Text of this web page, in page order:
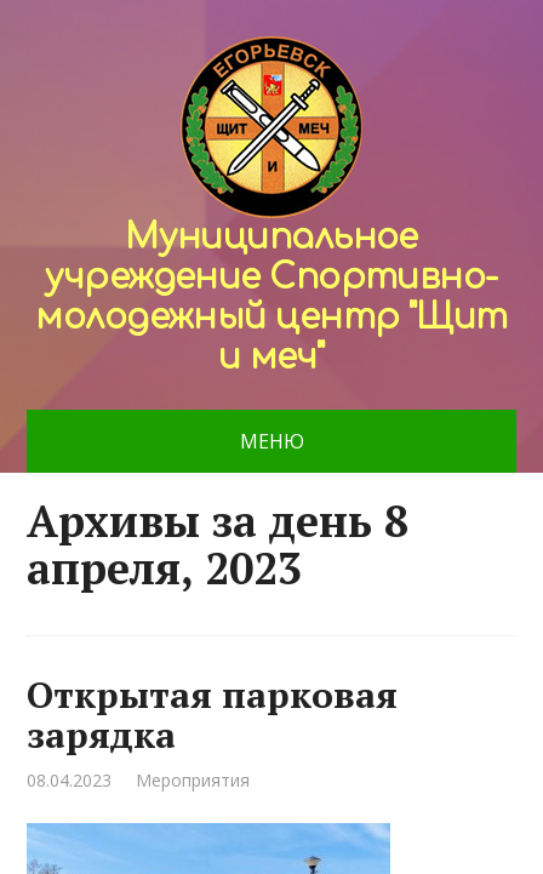
Муниципальное
учреждение Спортивно-
молодежный центр "Щит
и меч"
МЕНЮ
Архивы за день 8
апреля, 2023
Открытая парковая
зарядка
08.04.2023 Мероприятия